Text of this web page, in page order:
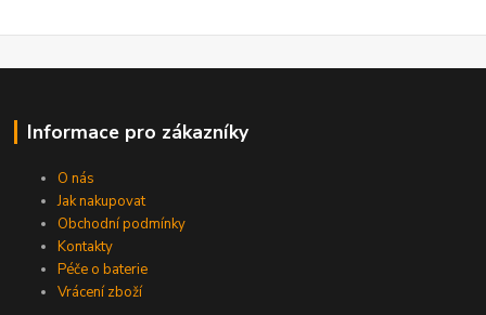
Informace pro zákazníky
O nás
Jak nakupovat
Obchodní podmínky
Kontakty
Péče o baterie
Vrácení zboží